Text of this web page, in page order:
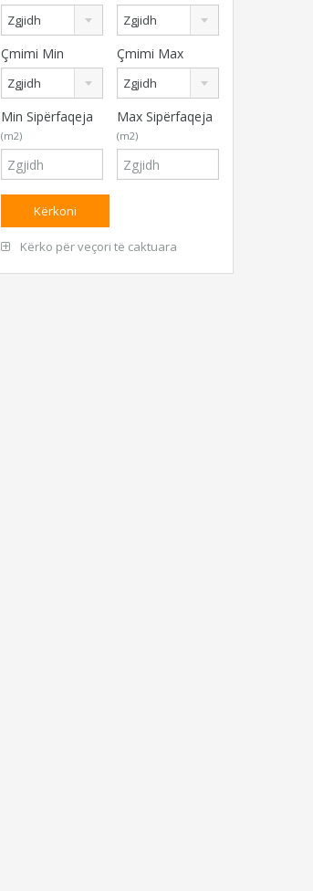
Zgjidh Zgjidh
Çmimi Min
Zgjidh
Çmimi Max
Zgjidh
Min Sipërfaqeja
(m2)
Max Sipërfaqeja
(m2)
Kërko për veçori të caktuara